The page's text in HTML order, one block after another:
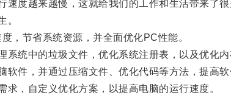
度越来越慢，这就给我们的工作和生活带来了很
。
节省系统资源，并全面优化PC性能。
统中的垃圾文件，优化系统注册表，以及优化内
，并通过压缩文件、优化代码等方法，提高软
，自定义优化方案，以提高电脑的运行速度。